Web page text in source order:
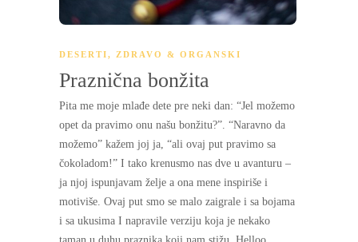
DESERTI, ZDRAVO & ORGANSKI
Praznična bonžita
Pita me moje mlađe dete pre neki dan: “Jel možemo
opet da pravimo onu našu bonžitu?”. “Naravno da
možemo” kažem joj ja, “ali ovaj put pravimo sa
čokoladom!” I tako krenusmo nas dve u avanturu –
ja njoj ispunjavam želje a ona mene inspiriše i
motiviše. Ovaj put smo se malo zaigrale i sa bojama
i sa ukusima I napravile verziju koja je nekako